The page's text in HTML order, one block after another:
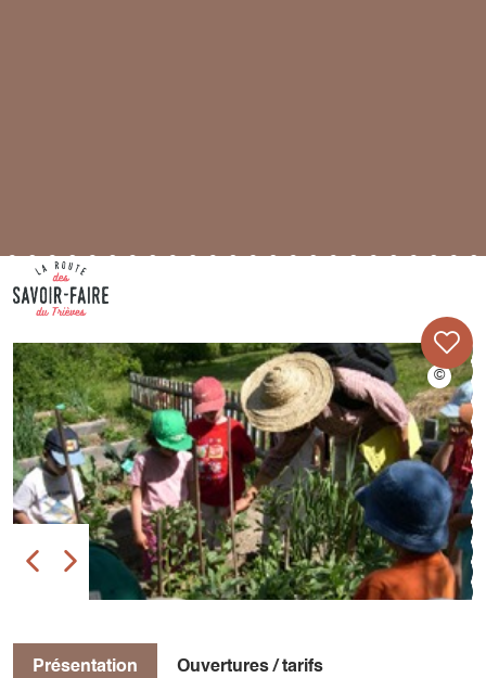
Présentation Ouvertures / tarifs